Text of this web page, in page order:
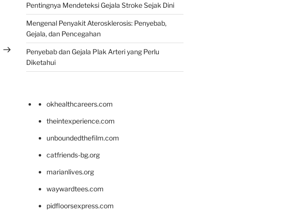
Pentingnya Mendeteksi Gejala Stroke Sejak Dini
Mengenal Penyakit Aterosklerosis: Penyebab,
Gejala, dan Pencegahan
Penyebab dan Gejala Plak Arteri yang Perlu
Diketahui
okhealthcareers.com
theintexperience.com
unboundedthefilm.com
catfriends-bg.org
marianlives.org
waywardtees.com
pidfloorsexpress.com